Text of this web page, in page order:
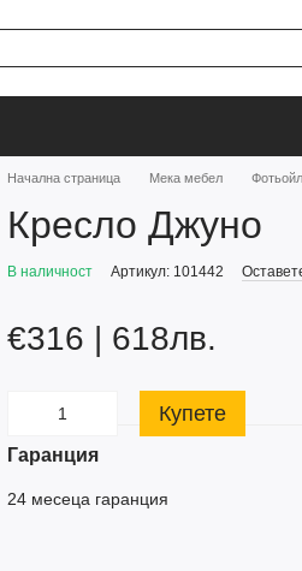
Начална страница Мека мебел
Кресло Джуно
В наличност Артикул: 101442
€316 | 618лв.
Купете
Гаранция
24 месеца гаранция